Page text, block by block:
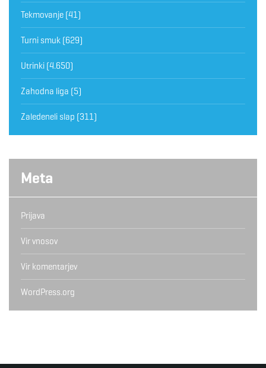
Tekmovanje (41)
Turni smuk (629)
Utrinki (4.650)
Zahodna liga (5)
Zaledeneli slap (311)
Meta
Prijava
Vir vnosov
Vir komentarjev
WordPress.org